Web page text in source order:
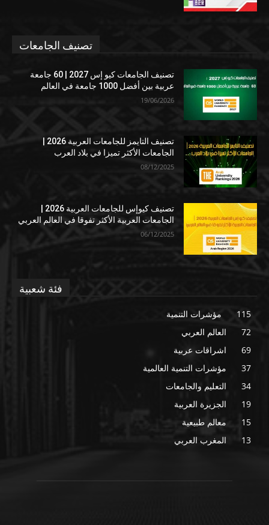
تصنيف الجامعات
تصنيف الجامعات كيو إس 2027 | 60 جامعة
عربية بين أفضل 1000 جامعة في العالم
19/06/2026
الجامعات الأكثر تميزا في بلاد العرب
08/12/2025
الجامعات العربية الأكثر تفوقا في العالم العربي
06/12/2025
فئة شعبية
مؤشرات التنمية
115
العالم العربي
72
اشراقات عربية
69
مؤشرات التنمية العالمية
37
التعليم والجامعات
34
الجزيرة العربية
19
معالم طبيعية
15
المغرب العربي
13